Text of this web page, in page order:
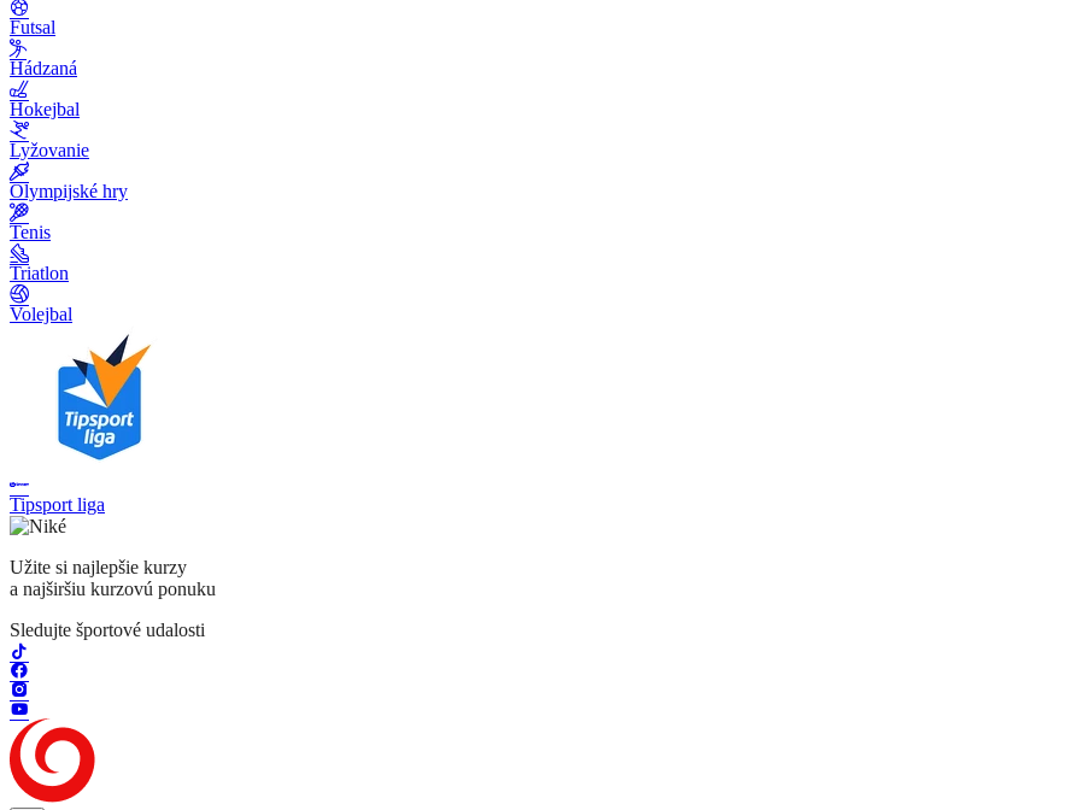
Futsal
Hádzaná
Hokejbal
Lyžovanie
Olympijské hry
Tenis
Triatlon
Volejbal
Tipsport liga
Užite si najlepšie kurzy
a najširšiu kurzovú ponuku
Sledujte športové udalosti